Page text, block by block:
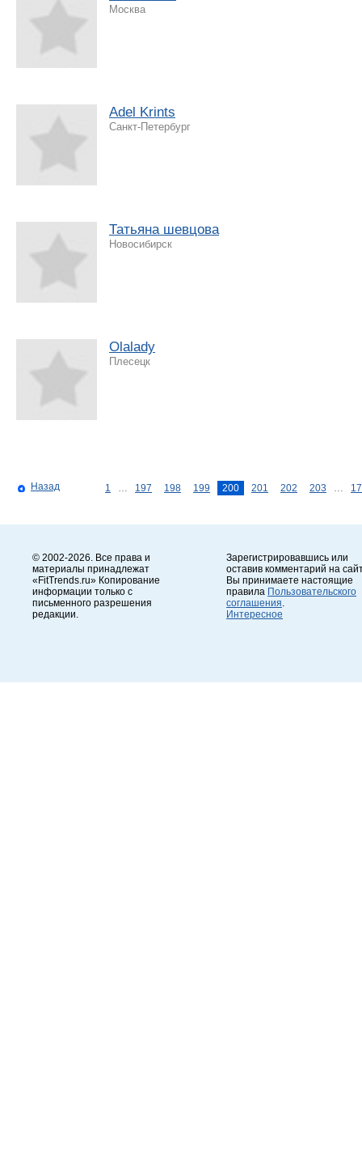
Москва
Adel Krints
Санкт-Петербург
Татьяна шевцова
Новосибирск
Olalady
Плесецк
Назад 1 197 198 199 200 201 202 203
© 2002-2026. Все права и
материалы принадлежат
«FitTrends.ru» Копирование
информации только с
письменного разрешения
редакции.
Зарегистрировавшись или
оставив комментарий на
Вы принимаете настоящие
правила Пользовательского
соглашения
Интересное